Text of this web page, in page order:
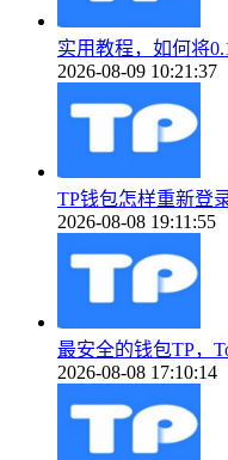
实用教程，如何将
2026-08-09 10:21:37
TP钱包怎样重新登
2026-08-08 19:11:55
最安全的钱包TP，
2026-08-08 17:10:14